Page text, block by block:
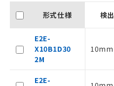
形式仕様 検
E2E-
X10B1D30
2M
E2E-